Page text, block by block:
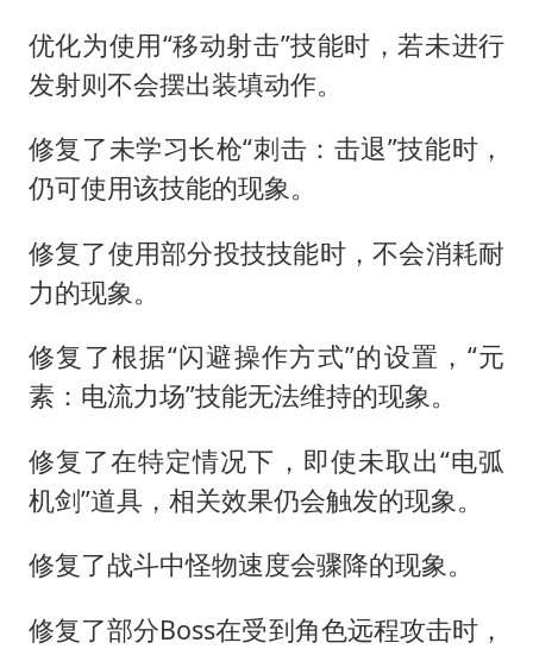
优化为使用“移动射击”技能时，若未进行
发射则不会摆出装填动作。
修复了未学习长枪“刺击：击退”技能时，
仍可使用该技能的现象。
修复了使用部分投技技能时，不会消耗耐
力的现象。
修复了根据“闪避操作方式”的设置，“元
素：电流力场”技能无法维持的现象。
修复了在特定情况下，即使未取出“电弧
机剑”道具，相关效果仍会触发的现象。
修复了战斗中怪物速度会骤降的现象。
修复了部分Boss在受到角色远程攻击时，